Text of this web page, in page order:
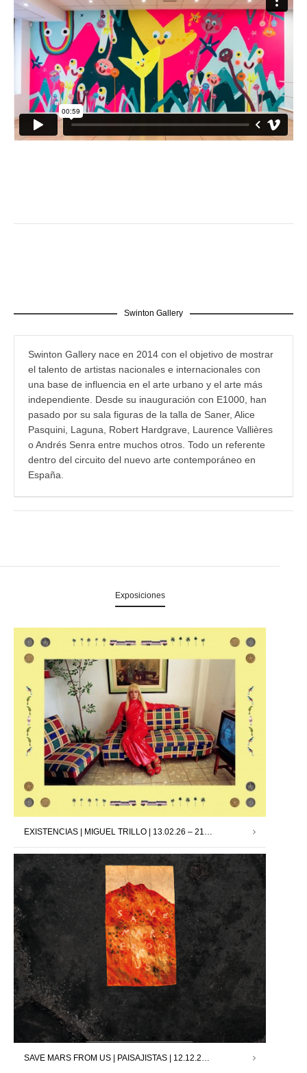
Swinton Gallery
Swinton Gallery nace en 2014 con el objetivo de mostrar
el talento de artistas nacionales e internacionales con
una base de influencia en el arte urbano y el arte más
independiente. Desde su inauguración con E1000, han
pasado por su sala figuras de la talla de Saner, Alice
Pasquini, Laguna, Robert Hardgrave, Laurence Vallières
o Andrés Senra entre muchos otros. Todo un referente
dentro del circuito del nuevo arte contemporáneo en
España.
Exposiciones
EXISTENCIAS | MIGUEL TRILLO | 13.02.26 – 21.03.26
SAVE MARS FROM US | PAISAJISTAS | 12.12.25 – 24.01.26